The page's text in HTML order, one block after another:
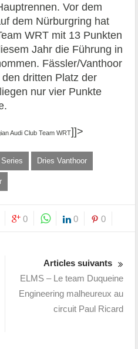
Vor dem
dem Nürburgring hat
WRT mit 13 Punkten
Jahr die Führung in
Fässler/Vanthoor
dritten Platz der
nur vier Punkte
Audi Club Team WRT]]>
Dries Vanthoor
0 0 0
Articles suivants
ELMS – Le team Duqueine
Engineering malheureux au
circuit Paul Ricard